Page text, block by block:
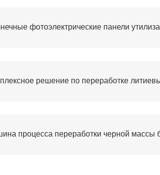
решение по переработке
процесса переработки черной массы